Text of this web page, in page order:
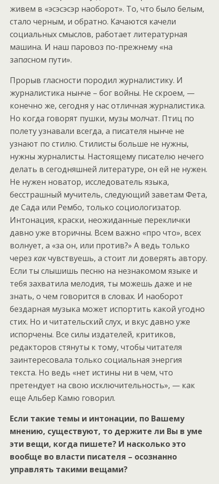
живем в «эсэсэсэр наоборот». То, что было белым,
стало черным, и обратно. Качаются качели
социальных смыслов, работает литературная
машина. И наш паровоз по-прежнему «на
запасном пути».
Прорыв гласности породил журналистику. И
журналистика нынче – бог войны. Не скроем, —
конечно же, сегодня у нас отличная журналистика.
Но когда говорят пушки, музы молчат. Птиц по
полету узнавали всегда, а писателя нынче не
узнают по стилю. Стилисты больше не нужны,
нужны журналисты. Настоящему писателю нечего
делать в сегодняшней литературе, он ей не нужен.
Не нужен новатор, исследователь языка,
бесстрашный мучитель, следующий заветам Фета,
де Сада или Рембо, только социологизатор.
Интонация, краски, неожиданные переклички
давно уже вторичны. Всем важно «про что», всех
волнует, а «за он, или против?» А ведь только
через какчувствуешь, а стоит ли доверять автору.
Если ты слышишь песню на незнакомом языке и
тебя захватила мелодия, ты можешь даже и не
знать, о чем говорится в словах. И наоборот
бездарная музыка может испортить какой угодно
стих. Но и читательский слух, и вкус давно уже
испорчены. Все силы издателей, критиков,
редакторов стянуты к тому, чтобы читателя
заинтересовала только социальная энергия
текста. Но ведь «нет истины ни в чем, что
претендует на свою исключительность», — как
еще Альбер Камю говорил.
Если такие темы и интонации, по Вашему
мнению, существуют, то держите ли Вы в уме
эти вещи, когда пишете? И насколько это
вообще во власти писателя – осознанно
управлять такими вещами?